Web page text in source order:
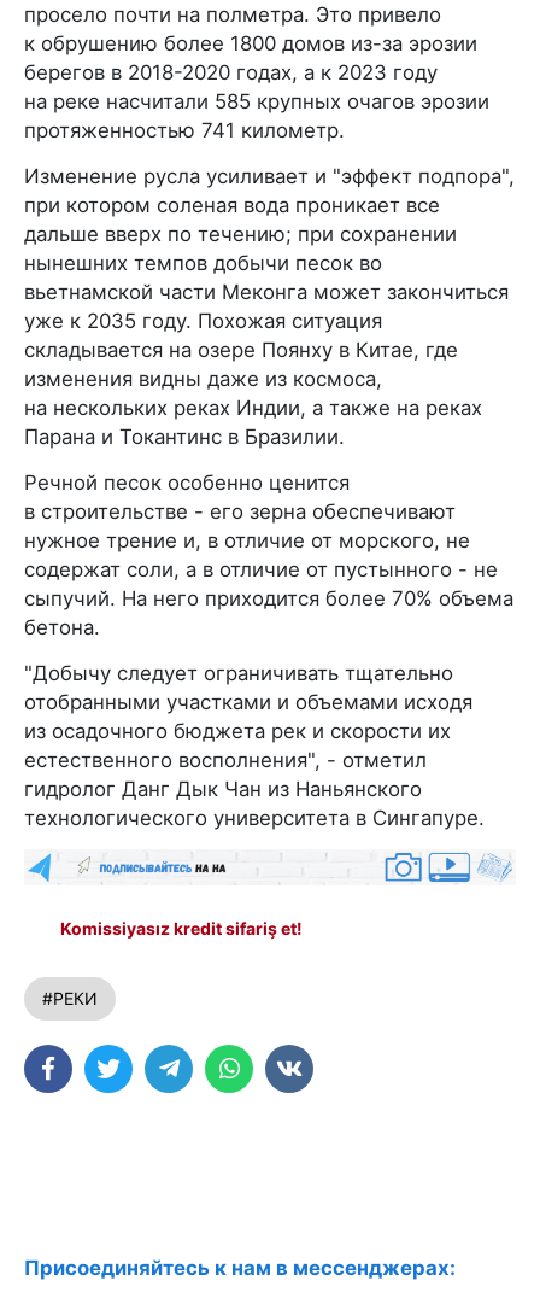
просело почти на полметра. Это привело
к обрушению более 1800 домов из-за эрозии
берегов в 2018-2020 годах, а к 2023 году
на реке насчитали 585 крупных очагов эрозии
протяженностью 741 километр.
Изменение русла усиливает и "эффект подпора",
при котором соленая вода проникает все
дальше вверх по течению; при сохранении
нынешних темпов добычи песок во
вьетнамской части Меконга может закончиться
уже к 2035 году. Похожая ситуация
складывается на озере Поянху в Китае, где
изменения видны даже из космоса,
на нескольких реках Индии, а также на реках
Парана и Токантинс в Бразилии.
Речной песок особенно ценится
в строительстве - его зерна обеспечивают
нужное трение и, в отличие от морского, не
содержат соли, а в отличие от пустынного - не
сыпучий. На него приходится более 70% объема
бетона.
"Добычу следует ограничивать тщательно
отобранными участками и объемами исходя
из осадочного бюджета рек и скорости их
естественного восполнения", - отметил
гидролог Данг Дык Чан из Наньянского
технологического университета в Сингапуре.
Komissiyasız kredit sifariş et!
#РЕКИ
Присоединяйтесь к нам в мессенджерах: